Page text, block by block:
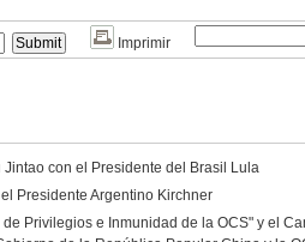
Imprimir
con el Presidente del Brasil Lula
Presidente Argentino Kirchner
Privilegios e Inmunidad de la OCS" y el